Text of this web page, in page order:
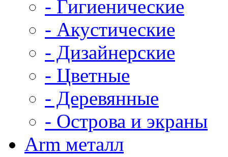
- Гигиенические
- Акустические
- Дизайнерские
- Цветные
- Деревянные
- Острова и экраны
Arm металл